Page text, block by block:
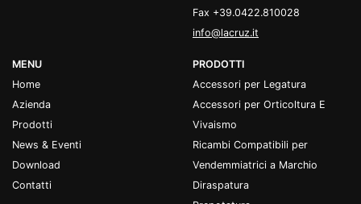
Fax +39.0422.810028
info@lacruz.it
MENU
Home
Azienda
Prodotti
News & Eventi
Download
Contatti
PRODOTTI
Accessori per Legatura
Accessori per Orticoltura E
Vivaismo
Ricambi Compatibili per
Vendemmiatrici a Marchio
Diraspatura